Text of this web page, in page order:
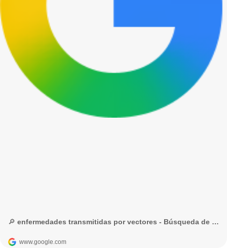
🔎 enfermedades transmitidas por vectores - Búsqueda de Google
www.google.com